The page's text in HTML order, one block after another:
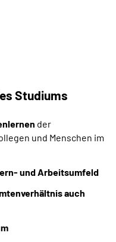
Studiums
der
und Menschen im
und Arbeitsumfeld
auch